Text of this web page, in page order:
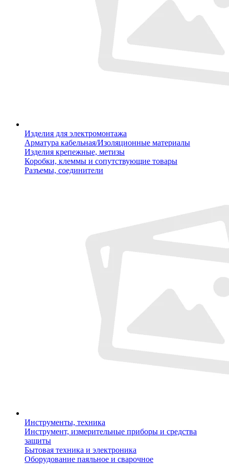
Изделия для электромонтажа
Арматура кабельная/Изоляционные материалы
Изделия крепежные, метизы
Коробки, клеммы и сопутствующие товары
Разъемы, соединители
Инструменты, техника
Инструмент, измерительные приборы и средства
защиты
Бытовая техника и электроника
Оборудование паяльное и сварочное